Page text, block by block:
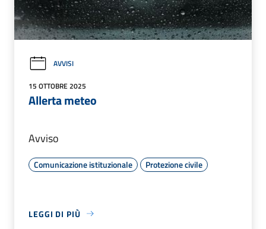
AVVISI
15 OTTOBRE 2025
Allerta meteo
Avviso
Comunicazione istituzionale Protezione civile
LEGGI DI PIÙ